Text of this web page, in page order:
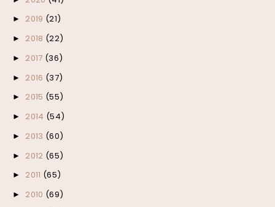
► 2019 (21)
► 2018 (22)
► 2017 (36)
► 2016 (37)
► 2015 (55)
► 2014 (54)
► 2013 (60)
► 2012 (65)
► 2011 (65)
► 2010 (69)